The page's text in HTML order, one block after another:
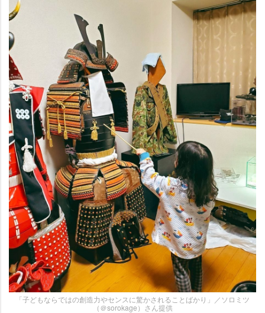
「子どもならではの創造力やセンスに驚かされることばかり」／ソロミツ
（＠sorokage）さん提供